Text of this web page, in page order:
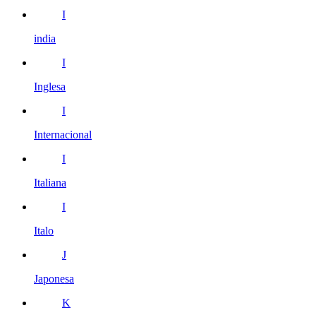
I
india
I
Inglesa
I
Internacional
I
Italiana
I
Italo
J
Japonesa
K